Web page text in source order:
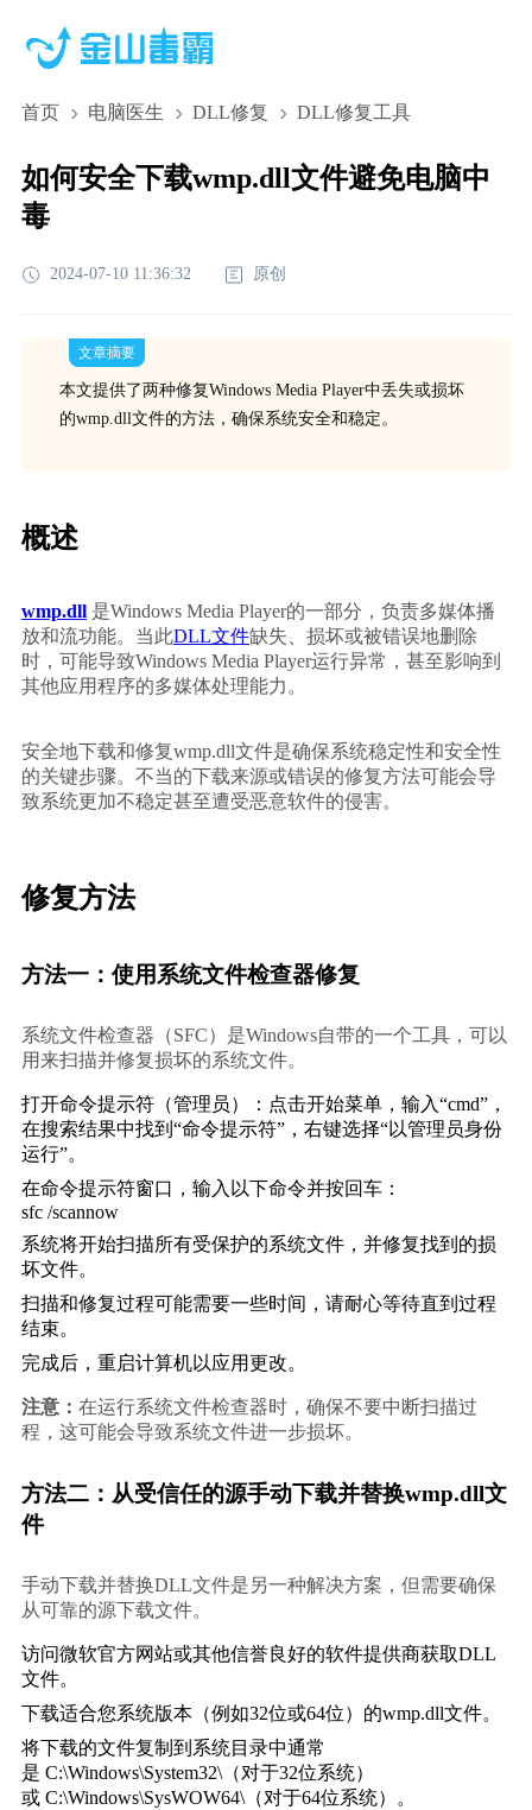
首页 电脑医生 DLL修复 DLL修复工具
如何安全下载wmp.dll文件避免电脑中
毒
2024-07-10 11:36:32 原创
文章摘要
本文提供了两种修复Windows Media Player中丢失或损坏
的wmp.dll文件的方法，确保系统安全和稳定。
概述
wmp.dll 是Windows Media Player的一部分，负责多媒体播
放和流功能。当此DLL文件缺失、损坏或被错误地删除
时，可能导致Windows Media Player运行异常，甚至影响到
其他应用程序的多媒体处理能力。
安全地下载和修复wmp.dll文件是确保系统稳定性和安全性
的关键步骤。不当的下载来源或错误的修复方法可能会导
致系统更加不稳定甚至遭受恶意软件的侵害。
修复方法
方法一：使用系统文件检查器修复
系统文件检查器（SFC）是Windows自带的一个工具，可以
用来扫描并修复损坏的系统文件。
打开命令提示符（管理员）：点击开始菜单，输入“cmd”，
在搜索结果中找到“命令提示符”，右键选择“以管理员身份
运行”。
在命令提示符窗口，输入以下命令并按回车：
sfc /scannow
系统将开始扫描所有受保护的系统文件，并修复找到的损
坏文件。
扫描和修复过程可能需要一些时间，请耐心等待直到过程
结束。
完成后，重启计算机以应用更改。
注意： 在运行系统文件检查器时，确保不要中断扫描过
程，这可能会导致系统文件进一步损坏。
方法二：从受信任的源手动下载并替换wmp.dll文
件
手动下载并替换DLL文件是另一种解决方案，但需要确保
从可靠的源下载文件。
访问微软官方网站或其他信誉良好的软件提供商获取DLL
文件。
下载适合您系统版本（例如32位或64位）的wmp.dll文件。
将下载的文件复制到系统目录中通常
是 C:\Windows\System32\（对于32位系统）
或 C:\Windows\SysWOW64\（对于64位系统）。